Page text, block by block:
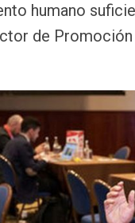
humano
de